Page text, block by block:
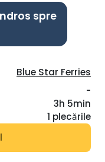
spre
Blue Star Ferries
-
3h 5min
1 plecările